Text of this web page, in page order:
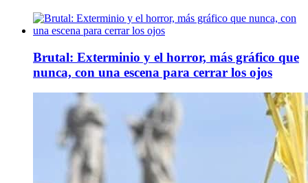
Brutal: Exterminio y el horror, más gráfico que
nunca, con una escena para cerrar los ojos